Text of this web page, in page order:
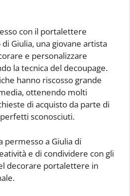
con il portalettere
Giulia, una giovane artista
e personalizzare
la tecnica del decoupage.
hanno riscosso grande
ottenendo molti
di acquisto da parte di
sconosciuti.
permesso a Giulia di
e di condividere con gli
decorare portalettere in